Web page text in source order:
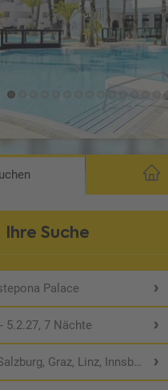
Ihre Suche
Palace
5.2.27, 7 Nächte
Graz, Linz, Innsbruck